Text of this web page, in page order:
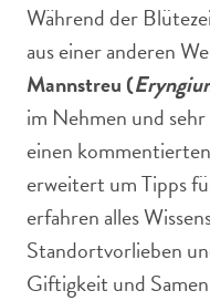
Während der
aus einer anderen
Mannstreu (
im Nehmen und
einen
erweitert um Tipps
erfahren alles
Standortvorlieben
Giftigkeit und